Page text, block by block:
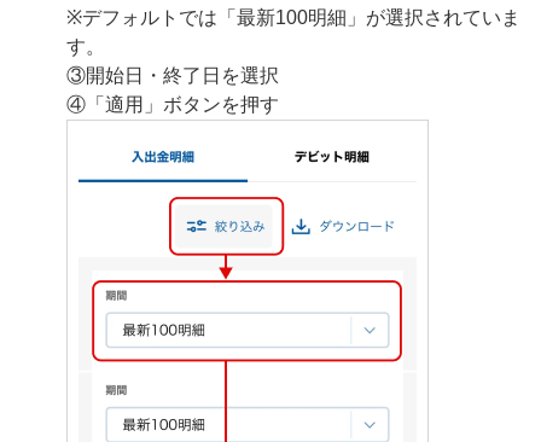
※デフォルトでは「最新100明細」が選択されていま
す。
③開始日・終了日を選択
④「適用」ボタンを押す